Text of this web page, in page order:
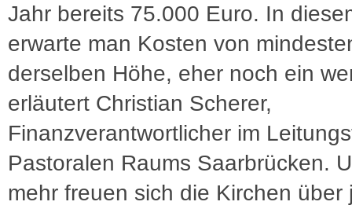
Jahr bereits 75.000 Euro. In
erwarte man Kosten von
derselben Höhe, eher noch ein
erläutert Christian Scherer,
Finanzverantwortlicher im
Pastoralen Raums Saarbrücken.
mehr freuen sich die Kirchen über